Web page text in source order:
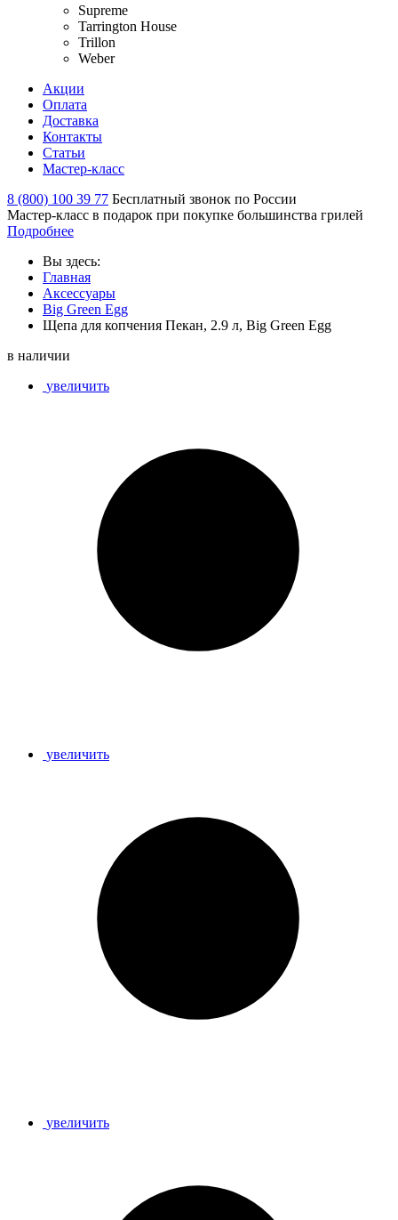
Supreme
Tarrington House
Trillon
Weber
Акции
Оплата
Доставка
Контакты
Статьи
Мастер-класс
8 (800) 100 39 77 Бесплатный звонок по России
Мастер-класс в подарок при покупке большинства грилей
Подробнее
Вы здесь:
Главная
Аксессуары
Big Green Egg
Щепа для копчения Пекан, 2.9 л, Big Green Egg
в наличии
увеличить
увеличить
увеличить